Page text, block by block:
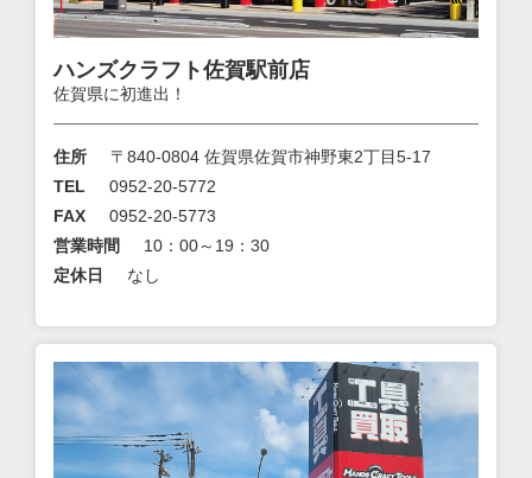
ハンズクラフト佐賀駅前店
佐賀県に初進出！
住所
〒840-0804 佐賀県佐賀市神野東2丁目5-17
TEL
0952-20-5772
FAX
0952-20-5773
営業時間
10：00～19：30
定休日
なし